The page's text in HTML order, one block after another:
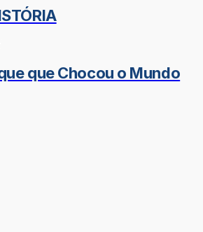
que Chocou o Mundo